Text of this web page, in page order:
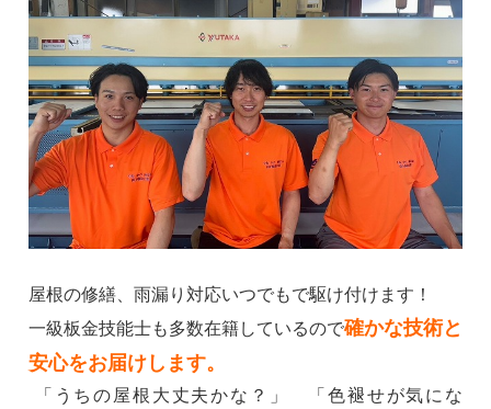
屋根の修繕、雨漏り対応いつでもで駆け付けます！
一級板金技能士も多数在籍しているので確かな技術と
安心をお届けします。
「うちの屋根大丈夫かな？」 「色褪せが気にな